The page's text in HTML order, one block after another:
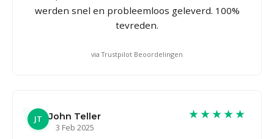
werden snel en probleemloos geleverd. 100%
tevreden.
via Trustpilot Beoordelingen
JT
John Teller
3 Feb 2025
★★★★★